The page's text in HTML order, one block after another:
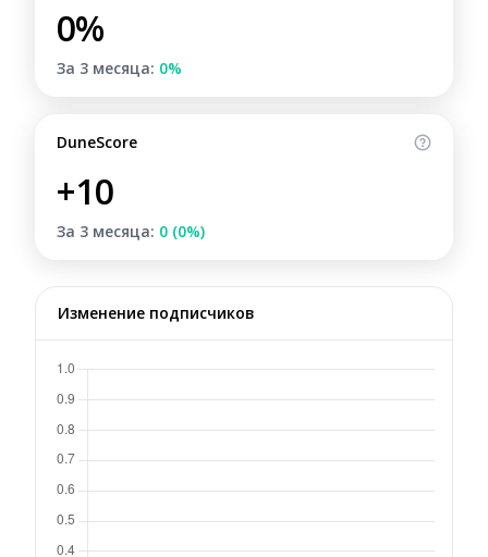
0%
За 3 месяца: 0%
DuneScore
+10
За 3 месяца: 0 (0%)
Изменение подписчиков